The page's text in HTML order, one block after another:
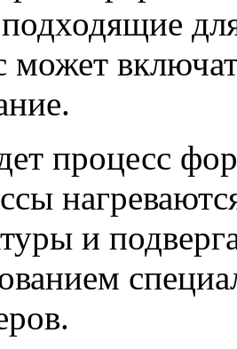
может
процесс
и